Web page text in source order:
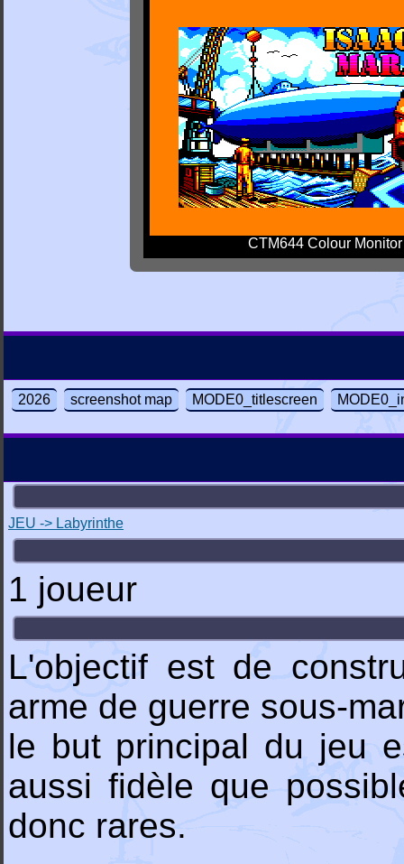
CTM644 Colour Monitor
2026 screenshot map MODE0_titlescreen
JEU -> Labyrinthe
1 joueur
L'objectif est de
arme de guerre sous-
le but principal du jeu
aussi fidèle que
donc rares.